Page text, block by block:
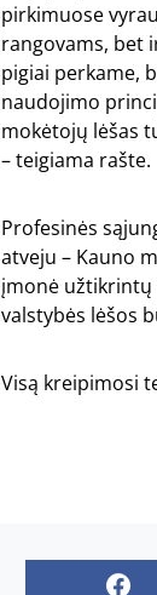
pirkimuose
rangovams, bet
pigiai perkame,
naudojimo
mokėtojų lėšas
– teigiama rašte.
Profesinės
atveju – Kauno
įmonė užtikrintų
valstybės lėšos
Visą kreipimosi